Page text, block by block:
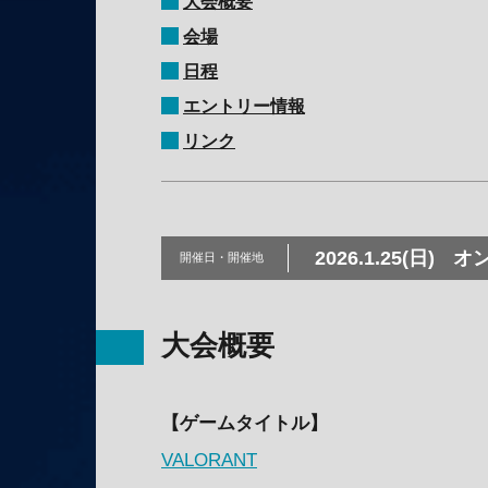
会場
日程
エントリー情報
リンク
開催日・ 開催地 2026.1.25(日) オ
大会概要
【ゲームタイトル】
VALORANT